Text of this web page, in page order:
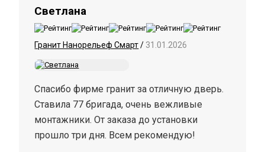
Светлана
Гранит Нанорельеф Смарт/ 31.01.2026
Спасибо фирме гранит за отличную дверь.
Ставила 77 бригада, очень вежливые
монтажники. От заказа до установки
прошло три дня. Всем рекомендую!